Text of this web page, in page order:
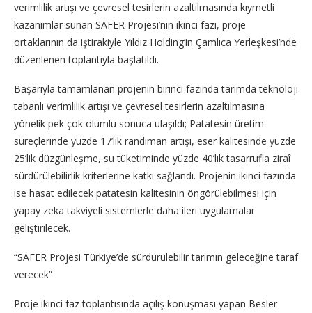
verimlilik artışı ve çevresel tesirlerin azaltılmasında kıymetli
kazanımlar sunan SAFER Projesi’nin ikinci fazı, proje
ortaklarının da iştirakiyle Yıldız Holding’in Çamlıca Yerleşkesi’nde
düzenlenen toplantıyla başlatıldı.
Başarıyla tamamlanan projenin birinci fazında tarımda teknoloji
tabanlı verimlilik artışı ve çevresel tesirlerin azaltılmasına
yönelik pek çok olumlu sonuca ulaşıldı; Patatesin üretim
süreçlerinde yüzde 17’lik randıman artışı, eser kalitesinde yüzde
25’lik düzgünleşme, su tüketiminde yüzde 40’lık tasarrufla ziraî
sürdürülebilirlik kriterlerine katkı sağlandı. Projenin ikinci fazında
ise hasat edilecek patatesin kalitesinin öngörülebilmesi için
yapay zeka takviyeli sistemlerle daha ileri uygulamalar
geliştirilecek.
“SAFER Projesi Türkiye’de sürdürülebilir tarımın geleceğine taraf
verecek”
Proje ikinci faz toplantısında açılış konuşması yapan Besler